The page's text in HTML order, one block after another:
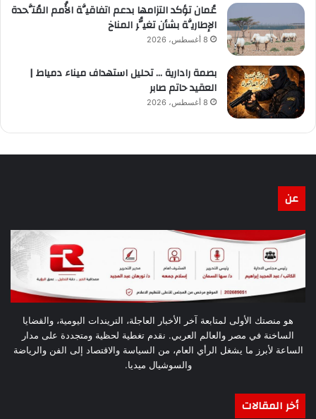
عُمان تؤكد التزامها بدعم اتفاقيَّة الأُمم المُتَّحدة
الإطاريَّة بشأن تغيُّر المناخ
8 أغسطس، 2026
بصمة رادارية … تحليل استهداف ميناء دمياط |
العقيد حاتم صابر
8 أغسطس، 2026
عن
هو منصتك الأولى لمتابعة آخر الأخبار العاجلة، التريندات اليومية، والقضايا
الساخنة في مصر والعالم العربي. نقدم تغطية لحظية ومتجددة على مدار
الساعة لأبرز ما يشغل الرأي العام، من السياسة والاقتصاد إلى الفن والرياضة
والسوشيال ميديا.
أخر المقالات